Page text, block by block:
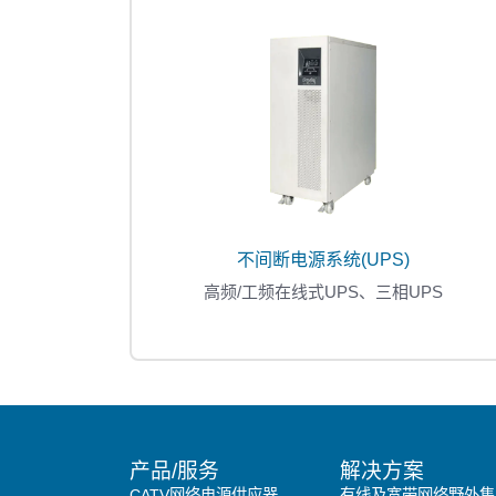
不间断电源系统(UPS)
高频/工频在线式UPS、三相UPS
产品/服务 解决方案